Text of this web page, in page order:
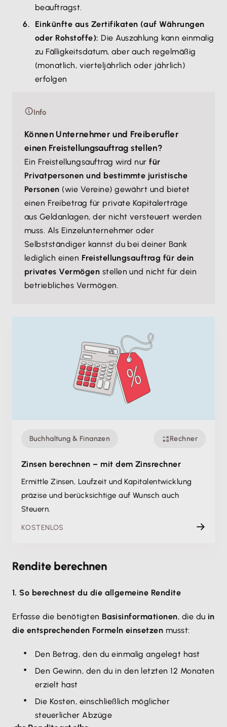
beauftragst.
Einkünfte aus Zertifikaten (auf Währungen
oder Rohstoffe): Die Auszahlung kann einmalig
zu Fälligkeitsdatum, aber auch regelmäßig
(monatlich, vierteljährlich oder jährlich)
erfolgen
Info
Können Unternehmer und Freiberufler
einen Freistellungsauftrag stellen?
Ein Freistellungsauftrag wird nurfür
Privatpersonen und bestimmte juristische
Personen (wie Vereine) gewährt und bietet
einen Freibetrag für private Kapitalerträge
aus Geldanlagen, der nicht versteuert werden
muss. Als Einzelunternehmer oder
Selbstständiger kannst du bei deiner Bank
lediglich einen Freistellungsauftrag für dein
privates Vermögen stellen und nicht für dein
betriebliches Vermögen.
Buchhaltung & Finanzen Rechner
Zinsen berechnen – mit dem Zinsrechner
Ermittle Zinsen, Laufzeit und Kapitalentwicklung
präzise und berücksichtige auf Wunsch auch
Steuern.
KOSTENLOS
Rendite berechnen
1. So berechnest du die allgemeine Rendite
Erfasse die benötigten Basisinformationen, die du in
die entsprechenden Formeln einsetzen musst:
Den Betrag, den du einmalig angelegt hast
Den Gewinn, den du in den letzten 12 Monaten
erzielt hast
Die Kosten, einschließlich möglicher
steuerlicher Abzüge